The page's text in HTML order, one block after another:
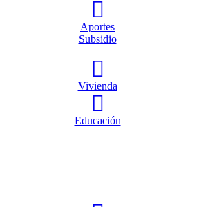
Aportes
Subsidio
Vivienda
Educación